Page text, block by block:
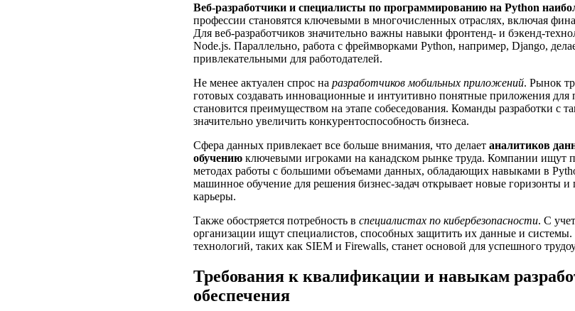
Веб-разработчики и специалисты по программированию на Python
профессии становятся ключевыми в многочисленных отраслях, включая
Для веб-разработчиков значительно важны навыки фронтенд- и бэкенд-
Node.js. Параллельно, работа с фреймворками Python, например, Django,
привлекательными для работодателей.
Не менее актуален спрос на разработчиков мобильных приложений. Рынок
готовых создавать инновационные и интуитивно понятные приложения для
становится преимуществом на этапе собеседования. Команды разработки с
значительно увеличить конкурентоспособность бизнеса.
Сфера данных привлекает все больше внимания, что делает аналитиков
обучению ключевыми игроками на канадском рынке труда. Компании ищут
методах работы с большими объемами данных, обладающих навыками в
машинное обучение для решения бизнес-задач открывает новые горизонты и
карьеры.
Также обостряется потребность в специалистах по кибербезопасности. С
организации ищут специалистов, способных защитить их данные и
технологий, таких как SIEM и Firewalls, станет основой для успешного
Требования к квалификации и навыкам
обеспечения